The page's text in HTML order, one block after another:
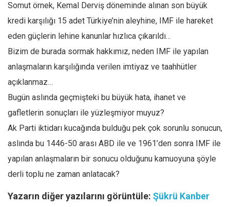
Somut örnek, Kemal Derviş döneminde alınan son büyük
kredi karşılığı 15 adet Türkiye’nin aleyhine, IMF ile hareket
eden güçlerin lehine kanunlar hızlıca çıkarıldı…
Bizim de burada sormak hakkımız, neden IMF ile yapılan
anlaşmaların karşılığında verilen imtiyaz ve taahhütler
açıklanmaz…
Bugün aslında geçmişteki bu büyük hata, ihanet ve
gafletlerin sonuçları ile yüzleşmiyor muyuz?
Ak Parti iktidarı kucağında bulduğu pek çok sorunlu sonucun,
aslında bu 1446-50 arası ABD ile ve 1961’den sonra IMF ile
yapılan anlaşmaların bir sonucu olduğunu kamuoyuna şöyle
derli toplu ne zaman anlatacak?
Yazarın diğer yazılarını görüntüle: Şükrü Kanber